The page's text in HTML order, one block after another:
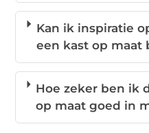
Kan ik inspiratie
een kast op maat
Hoe zeker ben ik
op maat goed in